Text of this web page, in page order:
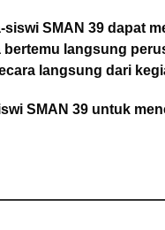
SMAN 39 dapat
langsung
langsung dari
SMAN 39 untuk